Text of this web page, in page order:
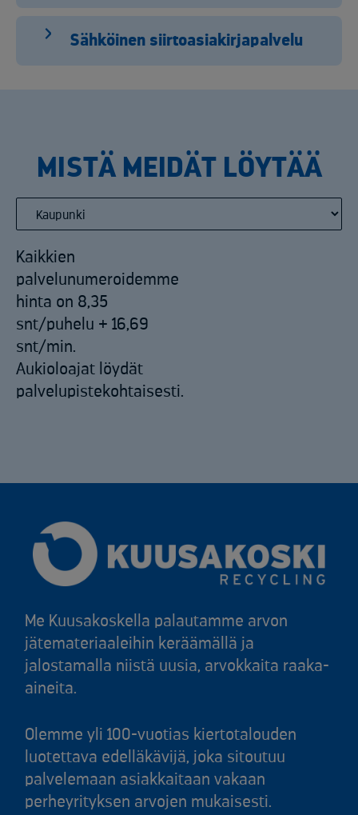
Sähköinen siirtoasiakirjapalvelu
MISTÄ MEIDÄT LÖYTÄÄ
Kaikkien
palvelunumeroidemme
hinta on 8,35
snt/puhelu + 16,69
snt/min.
Aukioloajat löydät
palvelupistekohtaisesti.
Me Kuusakoskella palautamme arvon
jätemateriaaleihin keräämällä ja
jalostamalla niistä uusia, arvokkaita raaka-
aineita.
Olemme yli 100-vuotias kiertotalouden
luotettava edelläkävijä, joka sitoutuu
palvelemaan asiakkaitaan vakaan
perheyrityksen arvojen mukaisesti.